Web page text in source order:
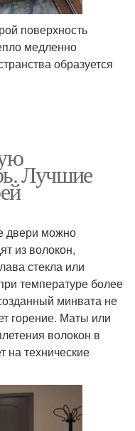
поверхность
медленно
образуется
Лучшие
двери можно
из волокон,
стекла или
температуре более
минвата не
горение. Маты или
волокон в
на технические